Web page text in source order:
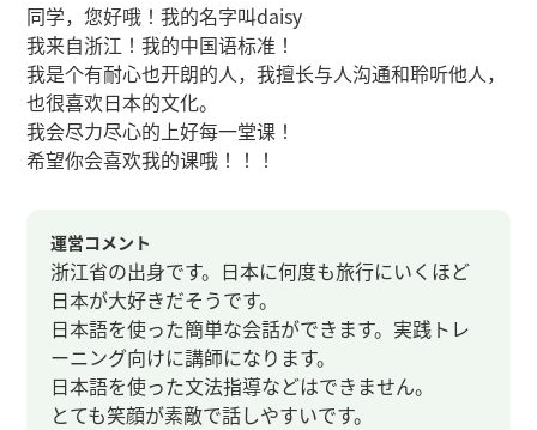
同学，您好哦！我的名字叫daisy
我来自浙江！我的中国语标准！
我是个有耐心也开朗的人，我擅长与人沟通和聆听他人，
也很喜欢日本的文化。
我会尽力尽心的上好每一堂课！
希望你会喜欢我的课哦！！！
運営コメント
浙江省の出身です。日本に何度も旅行にいくほど
日本が大好きだそうです。
日本語を使った簡単な会話ができます。実践トレ
ーニング向けに講師になります。
日本語を使った文法指導などはできません。
とても笑顔が素敵で話しやすいです。